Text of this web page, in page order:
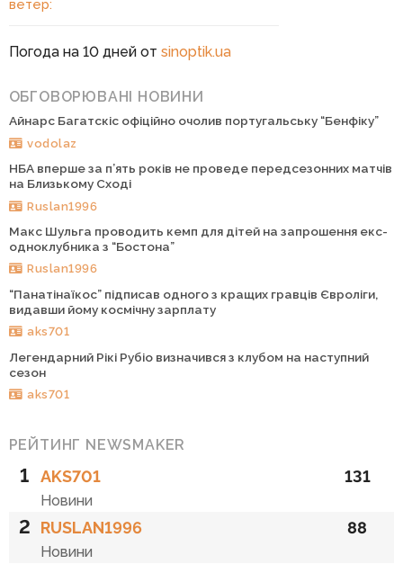
ветер:
Погода на 10 дней от sinoptik.ua
ОБГОВОРЮВАНІ НОВИНИ
Айнарс Багатскіс офіційно очолив португальську “Бенфіку”
vodolaz
НБА вперше за п’ять років не проведе передсезонних матчів
на Близькому Сході
Ruslan1996
Макс Шульга проводить кемп для дітей на запрошення екс-
одноклубника з “Бостона”
Ruslan1996
“Панатінаїкос” підписав одного з кращих гравців Євроліги,
видавши йому космічну зарплату
aks701
Легендарний Рікі Рубіо визначився з клубом на наступний
сезон
aks701
РЕЙТИНГ NEWSMAKER
1 AKS701
Новини
131
2 RUSLAN1996
Новини
88